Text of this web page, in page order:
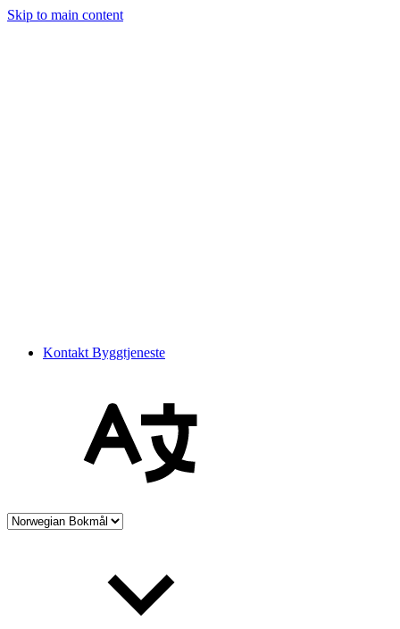
Skip to main content
Kontakt Byggtjeneste